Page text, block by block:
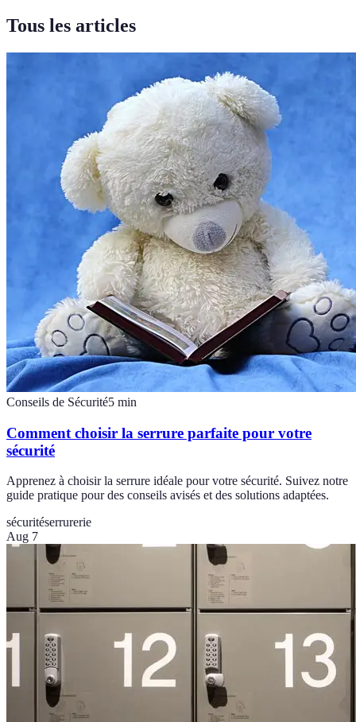
Tous les articles
Conseils de Sécurité5 min
Comment choisir la serrure parfaite pour votre
sécurité
Apprenez à choisir la serrure idéale pour votre sécurité. Suivez notre
guide pratique pour des conseils avisés et des solutions adaptées.
sécuritéserrurerie
Aug 7